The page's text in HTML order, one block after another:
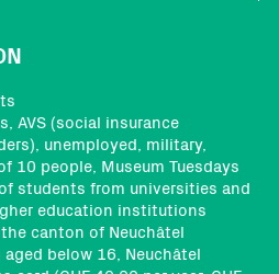
AVS (social insurance
unemployed, military,
10 people, Museum Tuesdays
students from universities and
education institutions
canton of Neuchâtel
aged below 16, Neuchâtel